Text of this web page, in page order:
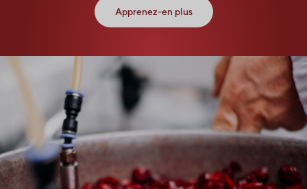
Apprenez-en plus